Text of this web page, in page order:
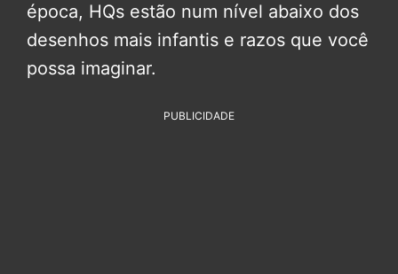
época, HQs estão num nível abaixo dos
desenhos mais infantis e razos que você
possa imaginar.
PUBLICIDADE